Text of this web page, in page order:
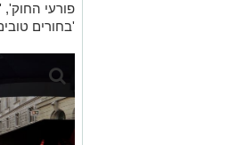
פורעי
'בחורים